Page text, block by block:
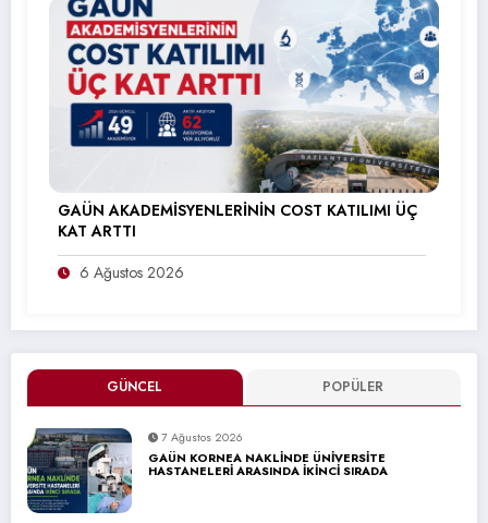
GÜNCEL POPÜLER
7 Ağustos 2026
GAÜN KORNEA NAKLİNDE ÜNİVERSİTE
HASTANELERİ ARASINDA İKİNCİ SIRADA
GAÜN AKADEMİSYENLERİNİN COST KATILIMI ÜÇ
KAT ARTTI
6 Ağustos 2026